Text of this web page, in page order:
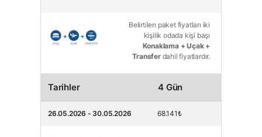
Belirtilen paket fiyatları iki
kişilik odada kişi başı
Konaklama + Uçak +
Transferdahil fiyatlardır.
Tarihler 4 Gün
26.05.2026 - 30.05.2026 68.141₺